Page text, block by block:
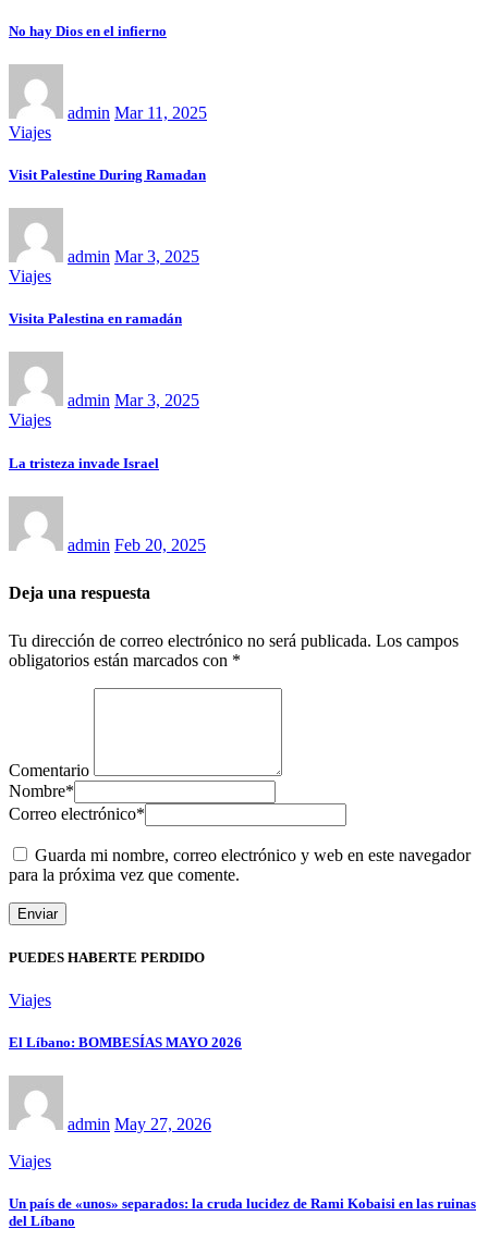
No hay Dios en el infierno
admin Mar 11, 2025
Viajes
Visit Palestine During Ramadan
admin Mar 3, 2025
Viajes
Visita Palestina en ramadán
admin Mar 3, 2025
Viajes
La tristeza invade Israel
admin Feb 20, 2025
Deja una respuesta
Tu dirección de correo electrónico no será publicada. Los campos
obligatorios están marcados con *
Comentario
Nombre*
Correo electrónico*
Guarda mi nombre, correo electrónico y web en este navegador
para la próxima vez que comente.
PUEDES HABERTE PERDIDO
Viajes
El Líbano: BOMBESÍAS MAYO 2026
admin May 27, 2026
Viajes
Un país de «unos» separados: la cruda lucidez de Rami Kobaisi en las ruinas
del Líbano